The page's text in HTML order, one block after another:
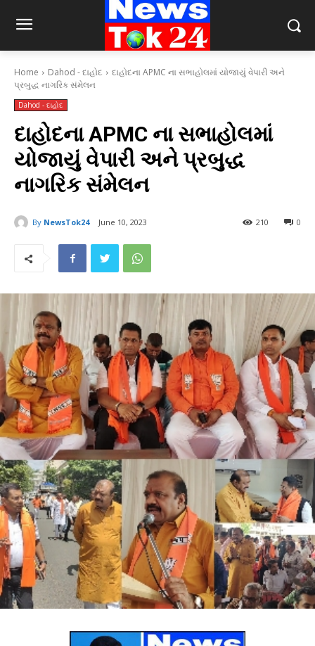
Home Dahod - દાહોદ
દાહોદના APMC ના સભાહોલમાં યોજાયું વેપારી અને
પ્રબુદ્ધ નાગરિક સંમેલન
Dahod - દાહોદ
દાહોદના APMC ના સભાહોલમાં
યોજાયું વેપારી અને પ્રબુદ્ધ
નાગરિક સંમેલન
By NewsTok24 June 10, 2023 0
210